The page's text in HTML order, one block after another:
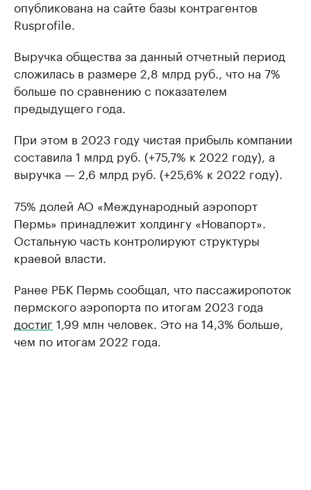
опубликована на сайте базы контрагентов
Rusprofile.
Выручка общества за данный отчетный период
сложилась в размере 2,8 млрд руб., что на 7%
больше по сравнению с показателем
предыдущего года.
При этом в 2023 году чистая прибыль компании
составила 1 млрд руб. (+75,7% к 2022 году), а
выручка — 2,6 млрд руб. (+25,6% к 2022 году).
75% долей АО «Международный аэропорт
Пермь» принадлежит холдингу «Новапорт».
Остальную часть контролируют структуры
краевой власти.
Ранее РБК Пермь сообщал, что пассажиропоток
пермского аэропорта по итогам 2023 года
достиг 1,99 млн человек. Это на 14,3% больше,
чем по итогам 2022 года.